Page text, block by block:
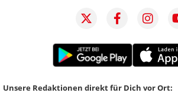
Unsere Redaktionen direkt für Dich vor Ort: